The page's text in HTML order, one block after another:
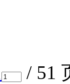
/ 51